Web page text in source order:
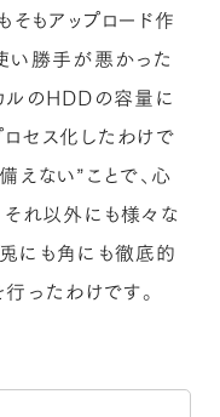
そもアップロード作
い勝手が悪かった
ルのHDDの容量に
セス化したわけで
ない”ことで、心
それ以外にも様々な
にも角にも徹底的
ったわけです。